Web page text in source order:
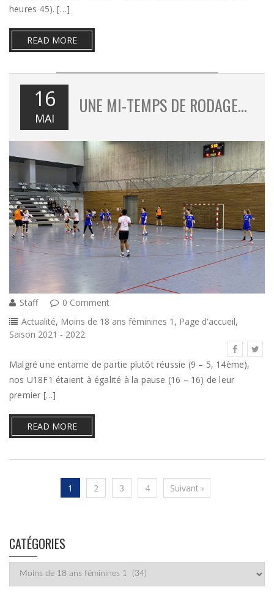
heures 45). […]
READ MORE
16
MAI
UNE MI-TEMPS DE RODAGE…
Staff
0 Comment
Actualité, Moins de 18 ans féminines 1 , Page d'accueil,
Saison 2021 - 2022
Malgré une entame de partie plutôt réussie (9 – 5, 14ème),
nos U18F1 étaient à égalité à la pause (16 – 16) de leur
premier […]
READ MORE
1 2 3 4 Suivant ›
CATÉGORIES
Catégories